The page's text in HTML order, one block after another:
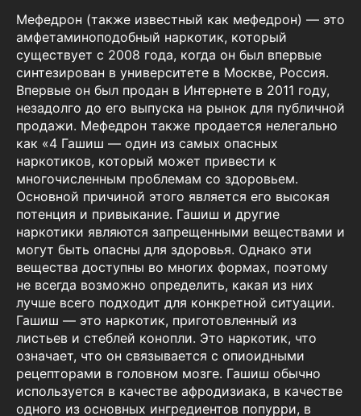
Мефедрон (также известный как мефедрон) — это
амфетаминоподобный наркотик, который
существует с 2008 года, когда он был впервые
синтезирован в университете в Москве, Россия.
Впервые он был продан в Интернете в 2011 году,
незадолго до его выпуска на рынок для публичной
продажи. Мефедрон также продается нелегально
как «4 Гашиш — один из самых опасных
наркотиков, который может привести к
многочисленным проблемам со здоровьем.
Основной причиной этого является его высокая
потенция и привыкание. Гашиш и другие
наркотики являются запрещенными веществами и
могут быть опасны для здоровья. Однако эти
вещества доступны во многих формах, поэтому
не всегда возможно определить, какая из них
лучше всего подходит для конкретной ситуации.
Гашиш — это наркотик, приготовленный из
листьев и стеблей конопли. Это наркотик, что
означает, что он связывается с опиоидными
рецепторами в головном мозге. Гашиш обычно
используется в качестве афродизиака, в качестве
одного из основных ингредиентов попурри, в